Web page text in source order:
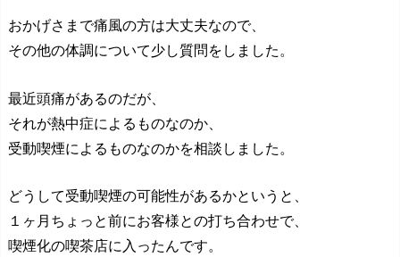
おかげさまで痛風の方は大丈夫なので、
その他の体調について少し質問をしました。
最近頭痛があるのだが、
それが熱中症によるものなのか、
受動喫煙によるものなのかを相談しました。
どうして受動喫煙の可能性があるかというと、
１ヶ月ちょっと前にお客様との打ち合わせで、
喫煙化の喫茶店に入ったんです。